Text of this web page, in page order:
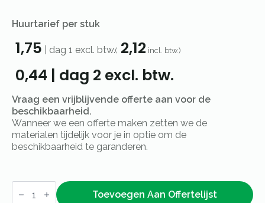
Huurtarief per stuk
1,75 dag 1 excl. btw.( 2,12 incl. btw.)
0,44 | dag 2 excl. btw.
Vraag een vrijblijvende offerte aan voor de
beschikbaarheid.
Wanneer we een offerte maken zetten we de
materialen tijdelijk voor je in optie om de
beschikbaarheid te garanderen.
Opscheplepel
melamine
Toevoegen Aan Offertelijst